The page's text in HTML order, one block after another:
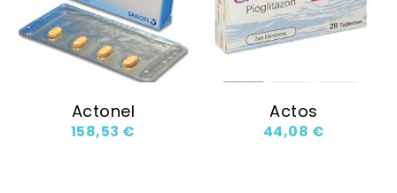
Actonel
158,53 €
Actos
44,08 €